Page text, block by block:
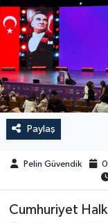
Paylaş
Pelin Güvendik
Cumhuriyet